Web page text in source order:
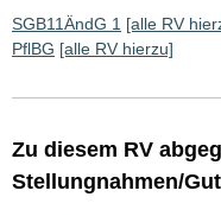
SGB11ÄndG 1 [alle RV
PflBG [alle RV hierzu]
Zu diesem RV
Stellungnahmen/